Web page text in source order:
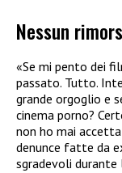
Nessun
«Se mi pento dei
passato. Tutto.
grande orgoglio e
cinema porno?
non ho mai
denunce fatte da
sgradevoli